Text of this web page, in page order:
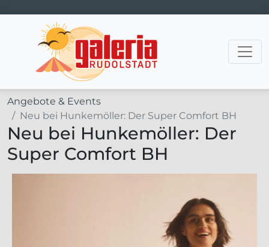
Hauptnavigation
Angebote & Events
Neu bei Hunkemöller: Der Super Comfort BH
Neu bei Hunkemöller: Der
Super Comfort BH